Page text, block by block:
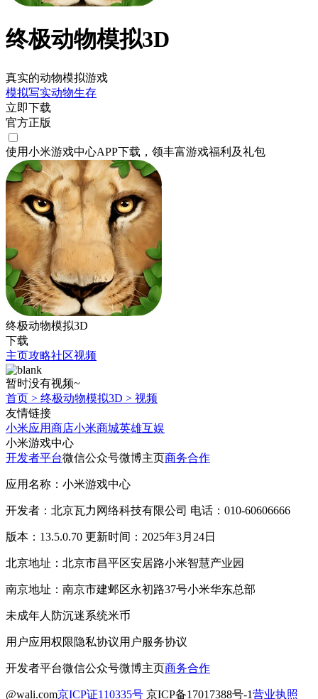
终极动物模拟3D
真实的动物模拟游戏
模拟写实动物生存
立即下载
官方正版
使用小米游戏中心APP下载 ，领丰富游戏福利 及礼包
终极动物模拟3D
下载
主页攻略社区视频
暂时没有视频~
首页 > 终极动物模拟3D > 视频
友情链接
小米应用商店小米商城英雄互娱
小米游戏中心
开发者平台微信公众号微博主页商务合作
应用名称：小米游戏中心
开发者：北京瓦力网络科技有限公司 电话：010-60606666
版本：13.5.0.70 更新时间：2025年3月24日
北京地址：北京市昌平区安居路小米智慧产业园
南京地址：南京市建邺区永初路37号小米华东总部
未成年人防沉迷系统米币
用户应用权限隐私协议用户服务协议
开发者平台微信公众号微博主页商务合作
@wali.com京ICP证110335号 京ICP备17017388号-1营业执照